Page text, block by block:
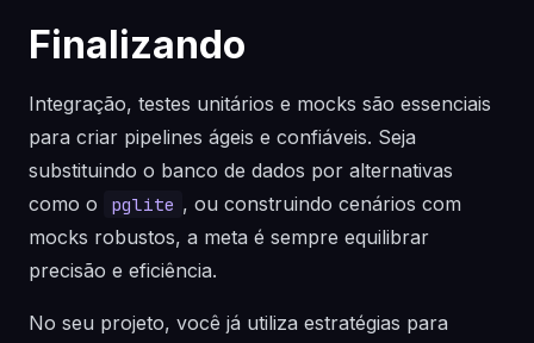
Finalizando
Integração, testes unitários e mocks são essenciais
para criar pipelines ágeis e confiáveis. Seja
substituindo o banco de dados por alternativas
como o
pglite , ou construindo cenários com
mocks robustos, a meta é sempre equilibrar
precisão e eficiência.
No seu projeto, você já utiliza estratégias para